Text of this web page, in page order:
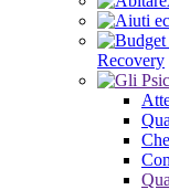
Recovery